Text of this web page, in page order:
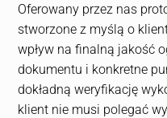
Oferowany przez nas
stworzone z myślą o
wpływ na finalną jakość
dokumentu i konkretne
dokładną weryfikację
klient nie musi polegać